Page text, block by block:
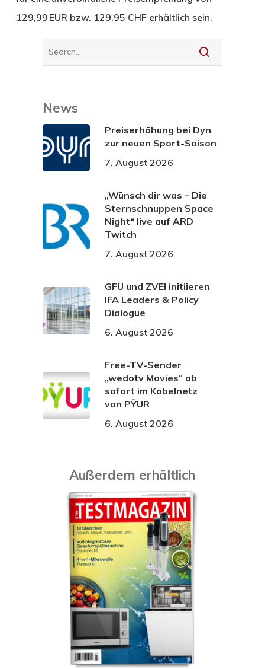
129,99 EUR bzw. 129,95 CHF erhältlich sein.
News
Preiserhöhung bei Dyn
zur neuen Sport-Saison
7. August 2026
„Wünsch dir was – Die
Sternschnuppen Space
Night“ live auf ARD
Twitch
7. August 2026
GFU und ZVEI initiieren
IFA Leaders & Policy
Dialogue
6. August 2026
Free-TV-Sender
„wedotv Movies“ ab
sofort im Kabelnetz
von PŸUR
6. August 2026
Außerdem erhältlich